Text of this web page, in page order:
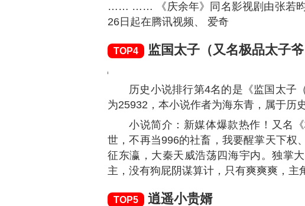
…… …… 《庆余年》同名影视剧由张若昀
26日起在腾讯视频、 爱奇
TOP4 监国太子（又名极品太子爷